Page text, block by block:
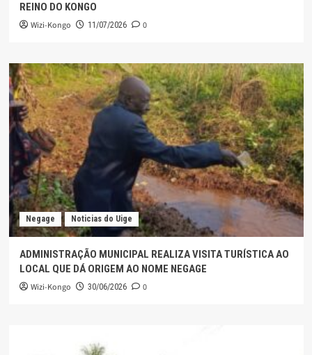
REINO DO KONGO
Wizi-Kongo 11/07/2026 0
Negage Noticias do Uige
ADMINISTRAÇÃO MUNICIPAL REALIZA VISITA TURÍSTICA AO
LOCAL QUE DÁ ORIGEM AO NOME NEGAGE
Wizi-Kongo 30/06/2026 0